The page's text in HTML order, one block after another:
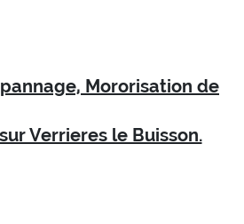
Mororisation de
Verrieres le Buisson.